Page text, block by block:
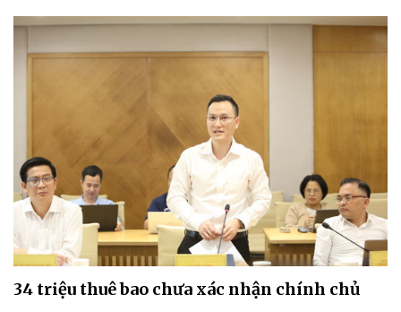
34 triệu thuê bao chưa xác nhận chính chủ